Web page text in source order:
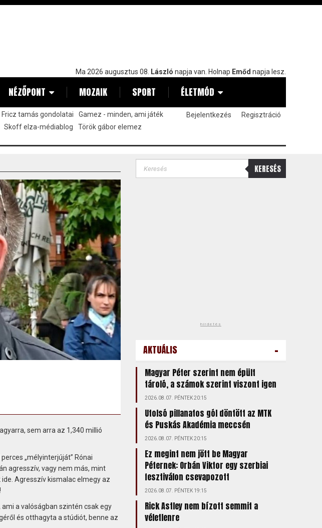
Ma 2026 augusztus 08. László napja van. Holnap Emőd napja lesz.
NÉZŐPONT MOZAIK SPORT ÉLETMÓD
Fricz tamás gondolatai
Gamez - minden, ami játék
Skoff elza-médiablog
Török gábor elemez
Bejelentkezés Regisztráció
sem arra az 1,340 millió
„mélyinterjúját” Rónai
agresszív, vagy nem más, mint
Agresszív kismalac elmegy az
a valóságban szintén csak egy
és otthagyta a stúdiót, benne az
KERESÉS
hirdetés
AKTUÁLIS -
Magyar Péter szerint nem épült
tároló, a számok szerint viszont igen
2026.08.07. PÉNTEK 20:15
Utolsó pillanatos gól döntött az MTK
és Puskás Akadémia meccsén
2026.08.07. PÉNTEK 20:15
Ez megint nem jött be Magyar
Péternek: Orbán Viktor egy szerbiai
fesztiválon csevapozott
2026.08.07. PÉNTEK 19:15
Rick Astley nem bízott semmit a
véletlenre